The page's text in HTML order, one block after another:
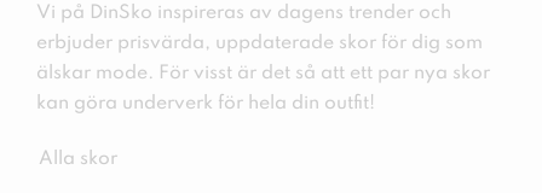
Vi på DinSko inspireras av dagens trender och
erbjuder prisvärda, uppdaterade skor för dig som
älskar mode. För visst är det så att ett par nya skor
kan göra underverk för hela din outfit!
Alla skor